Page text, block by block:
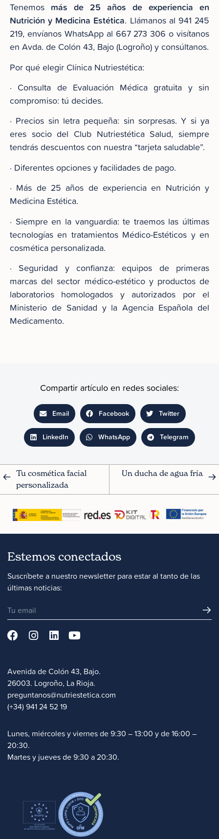
Tenemos más de 25 años de experiencia en
Nutrición y Medicina Estética. Llámanos al 941 245
219, envíanos WhatsApp al 667 273 306 o visítanos
en Avda. de Colón 43, Bajo (Logroño) y consúltanos.
Por qué elegir Clínica Nutriestética:
· Consulta de Evaluación Médica gratuita y sin
compromiso: tú decides.
· Precios sin letra pequeña: sin sorpresas. Y si ya
eres socio del Club Nutriestética Salud, siempre
tendrás descuentos con nuestra “tarjeta saludable”.
· Diferentes opciones y facilidades de pago.
· Más de 25 años de experiencia en Nutrición y
Medicina Estética.
· Siempre en la vanguardia: te traemos las últimas
tecnologías en tratamientos Médico-Estéticos y en
cosmética personalizada.
· Seguridad y confianza: equipos de primeras
marcas del sector médico-estético y productos de
laboratorios homologados y autorizados por el
Ministerio de Sanidad y la Agencia Española del
Medicamento.
Compartir artículo en redes sociales:
Email Facebook Twitter
LinkedIn WhatsApp Telegram
Tu cosmética facial
personalizada
Un ducha de agua fría
Estemos conectados
Suscríbete a nuestro newsletter para estar al tanto de las
últimas noticias:
Avenida de Colón 43, Bajo.
26003. Logroño, La Rioja.
preguntanos@nutriestetica.com
(+34) 941 24 52 19
Lunes, miércoles y viernes de 9:30 – 13:00 y de 16:00 –
20:30.
Martes y jueves de 9:30 a 20:30.